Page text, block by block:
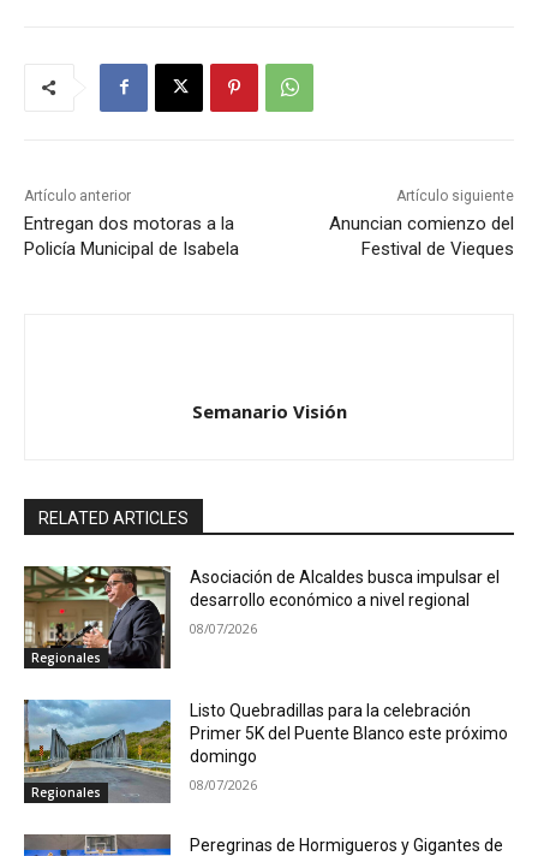
Artículo anterior
Entregan dos motoras a la
Policía Municipal de Isabela
Artículo siguiente
Anuncian comienzo del
Festival de Vieques
Semanario Visión
RELATED ARTICLES
Regionales
Asociación de Alcaldes busca impulsar el
desarrollo económico a nivel regional
08/07/2026
Regionales
Listo Quebradillas para la celebración
Primer 5K del Puente Blanco este próximo
domingo
08/07/2026
Peregrinas de Hormigueros y Gigantes de